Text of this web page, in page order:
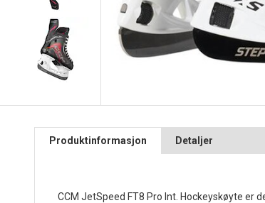
Produktinformasjon Detaljer
CCM JetSpeed FT8 Pro Int. Hockeyskøyte